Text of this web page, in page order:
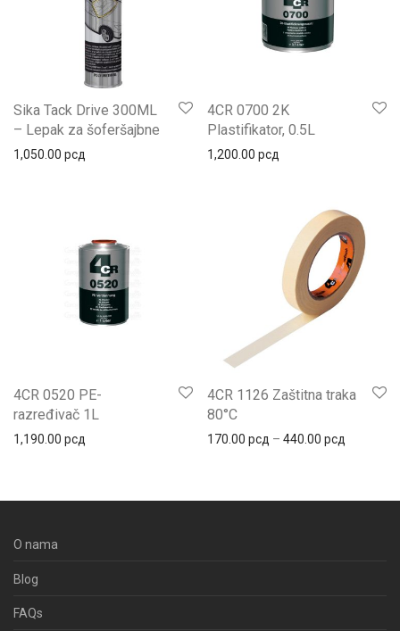
Sika Tack Drive 300ML
– Lepak za šoferšajbne
1,050.00 рсд
4CR 0700 2K
Plastifikator, 0.5L
1,200.00 рсд
4CR 0520 PE-
razređivač 1L
1,190.00 рсд
4CR 1126 Zaštitna traka
80°C
170.00 рсд – 440.00 рсд
O nama
Blog
FAQs